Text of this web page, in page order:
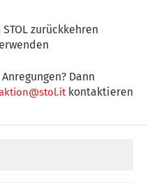
STOL zurückkehren
Dann
kontaktieren